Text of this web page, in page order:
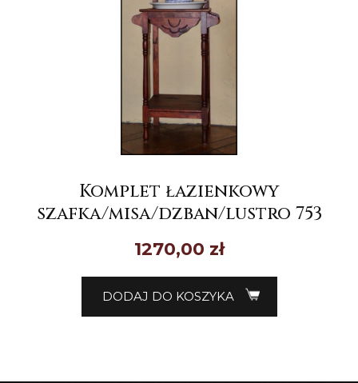
Komplet łazienkowy
szafka/misa/dzban/lustro 753
1270,00 zł
DODAJ DO KOSZYKA